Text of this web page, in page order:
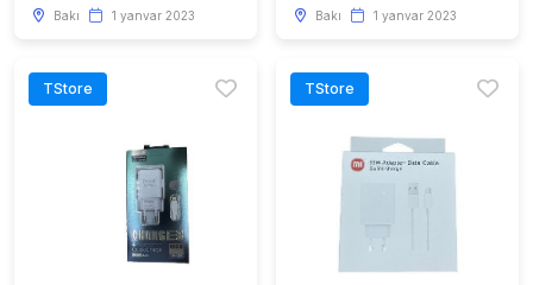
Bakı 1 yanvar 2023 Bakı 1 yanvar 2023
TStore TStore